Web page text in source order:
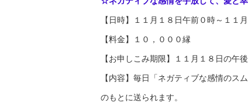
【日時】１１月１８日午前０時～１１
【料金】１０，０００縁
【お申しこみ期限】１１月１８日の午
【内容】毎日「ネガティブな感情のス
のもとに送られます。